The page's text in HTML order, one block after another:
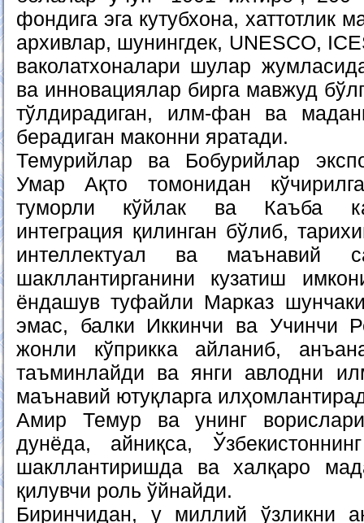
фондига эга кутубхона, хаттотлик
архивлар, шунингдек, UNESCO,
ваколатхоналари шулар
ва инновациялар бирга мавжуд
тўлдирадиган, илм-фан ва
берадиган маконни яратади.
Темурийлар ва Бобурийлар
Умар Ақто томонидан
туморли кўйлак ва Каъба
интеграция қилинган бўлиб,
интеллектуал ва маънавий
шакллантирганини кузатиш
ёндашув туфайли Марказ
эмас, балки Иккинчи ва Учинчи
жонли кўприкка айланиб,
таъминлайди ва янги авлодни
маънавий ютуқларга
Амир Темур ва унинг
дунёда, айниқса,
шакллантиришда ва халқаро
қилувчи роль ўйнайди.
Биринчидан, у миллий ўзликни